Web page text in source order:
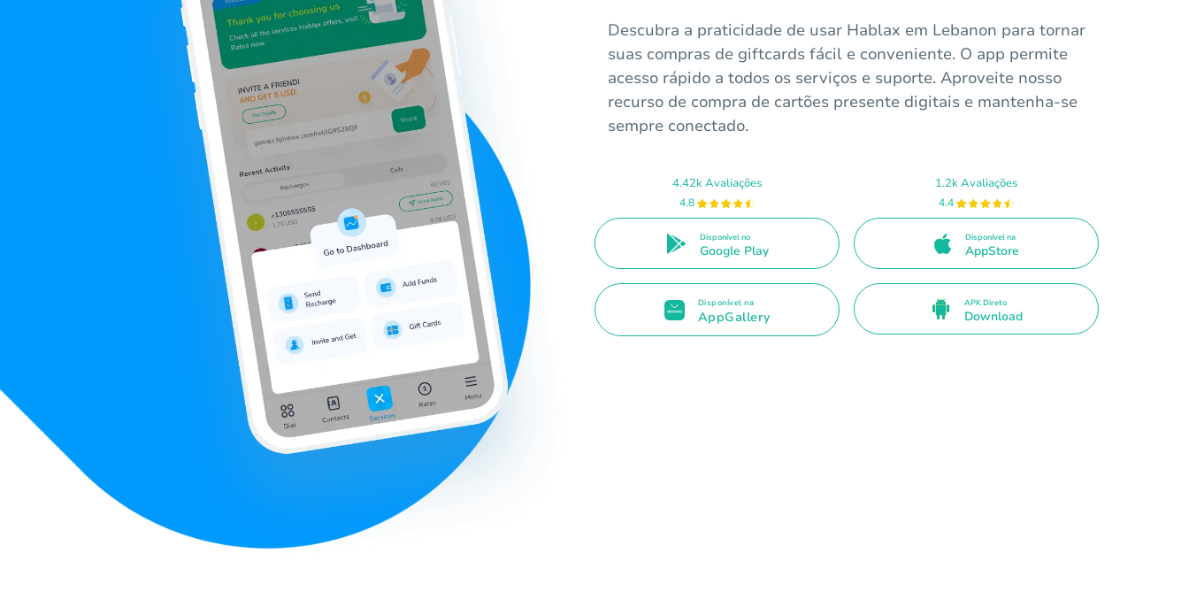
Descubra a praticidade de usar Hablax em Lebanon para tornar
suas compras de giftcards fácil e conveniente. O app permite
acesso rápido a todos os serviços e suporte. Aproveite nosso
recurso de compra de cartões presente digitais e mantenha-se
sempre conectado.
4.42k Avaliações
4.8
Disponível no
Google Play
1.2k Avaliações
4.4
Disponível na
AppStore
Disponível na
AppGallery
APK Direto
Download